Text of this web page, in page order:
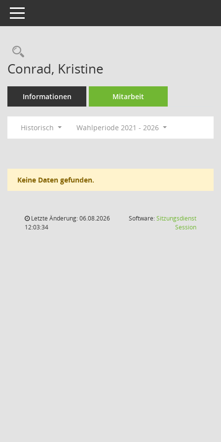
Toggle navigation
Rechercheauswahl
Conrad, Kristine
Informationen Mitarbeit
Historisch Wahlperiode 2021 - 2026
Keine Daten gefunden.
Letzte Änderung: 06.08.2026
12:03:34
Software:Sitzungsdienst
Session(Wird in